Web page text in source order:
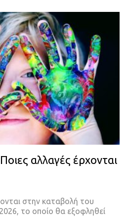
αλλαγές έρχονται
στην καταβολή του
το οποίο θα εξοφληθεί